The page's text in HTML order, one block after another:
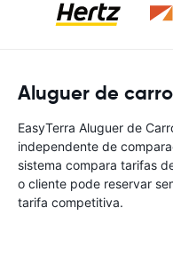
Aluguer de
EasyTerra Aluguer de
independente de
sistema compara tarifas
o cliente pode reservar
tarifa competitiva.